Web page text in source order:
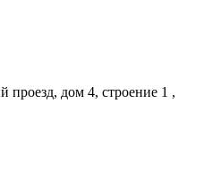
проезд, дом 4, строение 1 ,